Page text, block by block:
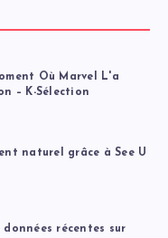
Où Marvel L'a
– K-Sélection
naturel grâce à See U
récentes sur